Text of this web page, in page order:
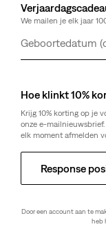
We mailen je elk jaar
Dag
Maand
Jaar
Hoe klinkt 10%
Krijg 10% korting op je
onze e-
elk moment afmelden
Response
Door een account aan te
heb